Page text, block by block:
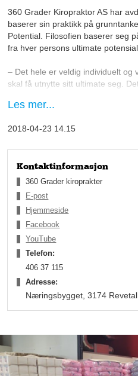
360 Grader Kiropraktor AS har
baserer sin praktikk på
Potential. Filosofien baserer seg
fra hver persons ultimate
– Det hele er veldig individuelt og
skal få utnytte sitt ultimate seg.
Skogheim Walle og legger til at de
– Vi ønsker å være med på å
produktivitet på ansatte, smiler hun.
Walle og medeier og ektemann
Chiropractic. Etter endt studie og
ekstra teknikker enn vanlig i
med seg lidenskapen og
startet opp klinikker her.
Les mer...
2018-04-23 14.15
Kontaktinformasjon
360 Grader kiroprakter
E-post
Hjemmeside
Facebook
YouTube
Telefon:
406 37 115
Adresse:
Næringsbygget, 3174 Revetal